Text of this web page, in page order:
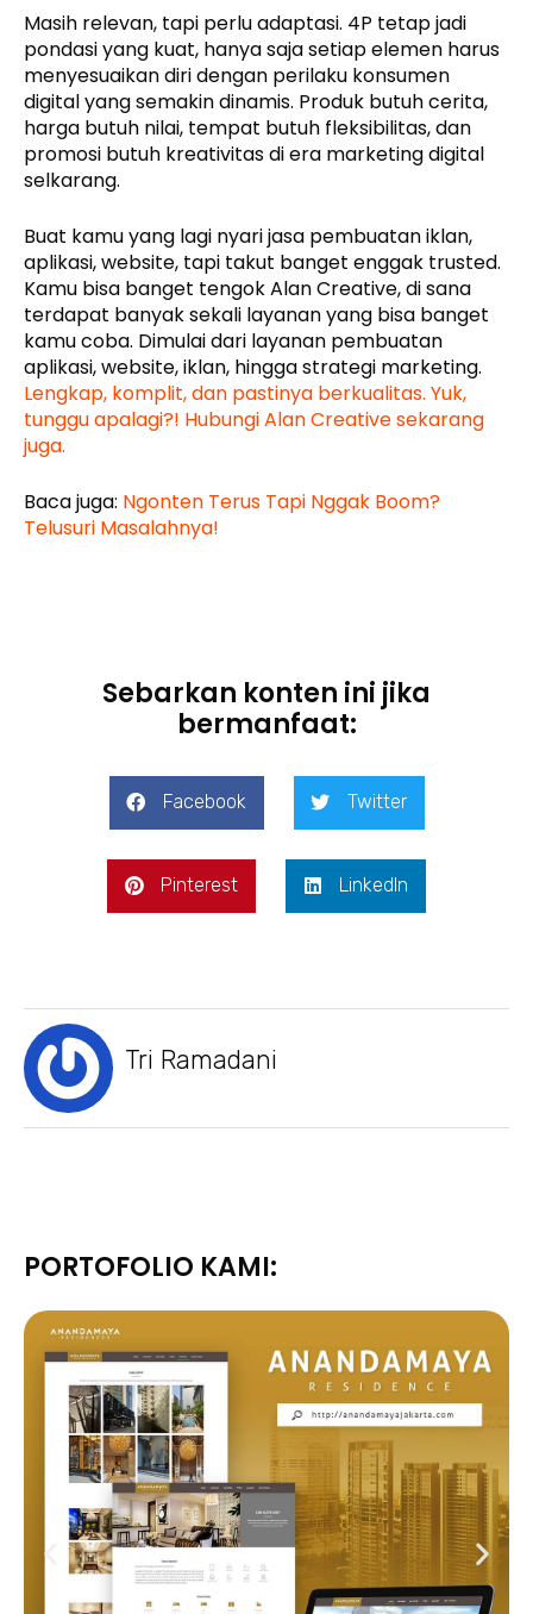
Masih relevan, tapi perlu adaptasi. 4P tetap jadi
pondasi yang kuat, hanya saja setiap elemen harus
menyesuaikan diri dengan perilaku konsumen
digital yang semakin dinamis. Produk butuh cerita,
harga butuh nilai, tempat butuh fleksibilitas, dan
promosi butuh kreativitas di era marketing digital
selkarang.
Buat kamu yang lagi nyari jasa pembuatan iklan,
aplikasi, website, tapi takut banget enggak trusted.
Kamu bisa banget tengok Alan Creative, di sana
terdapat banyak sekali layanan yang bisa banget
kamu coba. Dimulai dari layanan pembuatan
aplikasi, website, iklan, hingga strategi marketing.
Lengkap, komplit, dan pastinya berkualitas. Yuk,
tunggu apalagi?! Hubungi Alan Creative sekarang
juga.
Baca juga: Ngonten Terus Tapi Nggak Boom?
Telusuri Masalahnya!
Sebarkan konten ini jika
bermanfaat:
Facebook Twitter
Pinterest LinkedIn
Tri Ramadani
PORTOFOLIO KAMI: